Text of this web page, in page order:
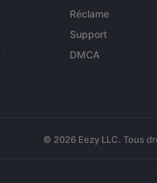
Réclame
Support
DMCA
© 2026 Eezy LLC. Tous